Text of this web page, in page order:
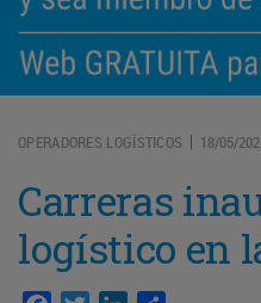
OPERADORES LOGÍSTICOS | 18/05/
Carreras
logístico en